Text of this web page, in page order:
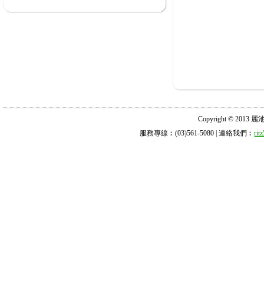
Copyright © 2013 麗
服務專線︰(03)561-5080 | 連絡我們︰